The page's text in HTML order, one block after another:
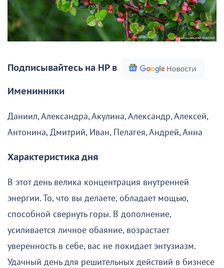
Подписывайтесь на НР в
Именинники
Даниил, Александра, Акулина, Александр, Алексей,
Антонина, Дмитрий, Иван, Пелагея, Андрей, Анна
Характеристика дня
В этот день велика концентрация внутренней
энергии. То, что вы делаете, обладает мощью,
способной свернуть горы. В дополнение,
усиливается личное обаяние, возрастает
уверенность в себе, вас не покидает энтузиазм.
Удачный день для решительных действий в бизнесе